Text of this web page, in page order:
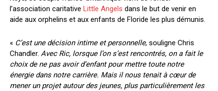
l’association caritative Little Angels dans le but de venir en
aide aux orphelins et aux enfants de Floride les plus démunis.
« C’est une décision intime et personnelle, souligne Chris
Chandler. Avec Ric, lorsque l’on s’est rencontrés, on a fait le
choix de ne pas avoir d’enfant pour mettre toute notre
énergie dans notre carrière. Mais il nous tenait à cœur de
mener un projet autour des jeunes, plus particulièrement les